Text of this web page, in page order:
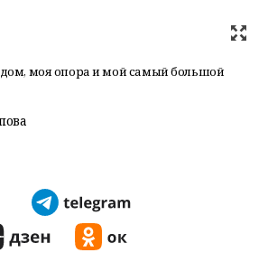
моя опора и мой самый большой